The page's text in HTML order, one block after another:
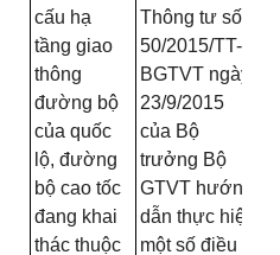
cấu hạ
tầng giao
thông
đường bộ
của quốc
lộ, đường
bộ cao tốc
đang khai
thác thuộc
Thông tư số
50/2015/TT-
BGTVT ngày
23/9/2015
của Bộ
trưởng Bộ
GTVT hướng
dẫn thực hiện
một số điều